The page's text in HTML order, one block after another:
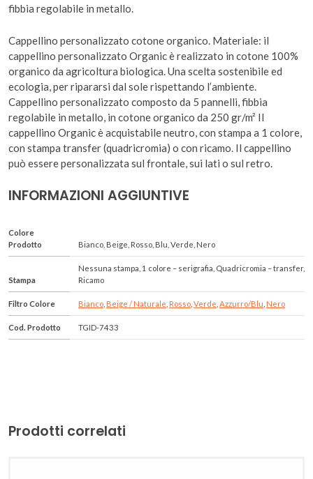
fibbia regolabile in metallo.
Cappellino personalizzato cotone organico. Materiale: il
cappellino personalizzato Organic è realizzato in cotone 100%
organico da agricoltura biologica. Una scelta sostenibile ed
ecologia, per ripararsi dal sole rispettando l’ambiente.
Cappellino personalizzato composto da 5 pannelli, fibbia
regolabile in metallo, in cotone organico da 250 gr/m² Il
cappellino Organic è acquistabile neutro, con stampa a 1 colore,
con stampa transfer (quadricromia) o con ricamo. Il cappellino
può essere personalizzata sul frontale, sui lati o sul retro.
INFORMAZIONI AGGIUNTIVE
Colore
Prodotto
Bianco, Beige, Rosso, Blu, Verde, Nero
Stampa
Nessuna stampa, 1 colore – serigrafia, Quadricromia – transfer,
Ricamo
Filtro Colore Bianco Beige / Naturale Rosso Verde Azzurro/Blu Nero
Cod. Prodotto TGID-7433
Prodotti correlati